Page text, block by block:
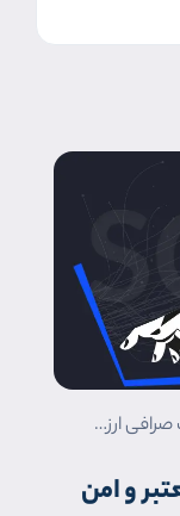
چگونه یک صرافی ارز دیجیتال معتبر و امن انتخاب کنیم؟
و امن